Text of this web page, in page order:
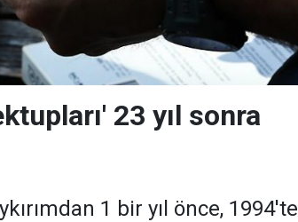
23 yıl sonra
1 bir yıl önce, 1994'te